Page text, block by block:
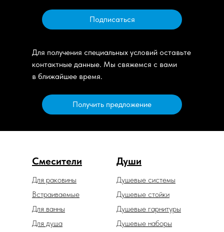
Подписаться
Для получения специальных условий оставьте
контактные данные. Мы свяжемся с вами
в ближайшее время.
Получить предложение
Смесители Души
Душевые гарнитуры
Душевые системы
Душевые наборы
Встраиваемые
Для ванны
Для душа
Для раковины
Душевые стойки